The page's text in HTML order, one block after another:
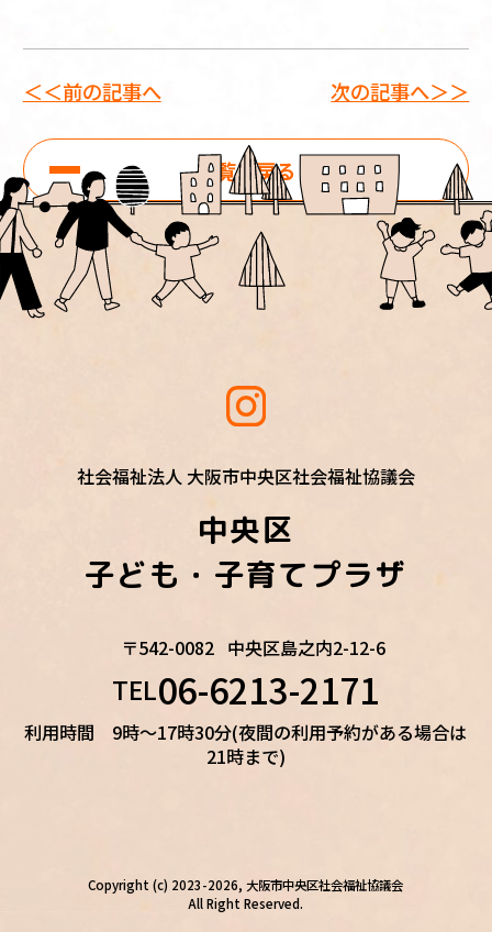
＜＜前の記事へ
一覧に戻る
次の記事へ＞＞
社会福祉法人 大阪市中央区社会福祉協議会
中央区
子ども・子育てプラザ
〒542-0082 中央区島之内2-12-6
TEL06-6213-2171
利用時間 9時～17時30分(夜間の利用予約がある場合は
21時まで)
Copyright (c) 2023-2026, 大阪市中央区社会福祉協議会
All Right Reserved.